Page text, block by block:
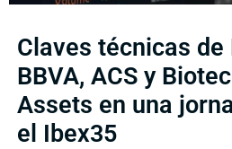
Claves técnicas de
BBVA, ACS y
Assets en una
el Ibex35